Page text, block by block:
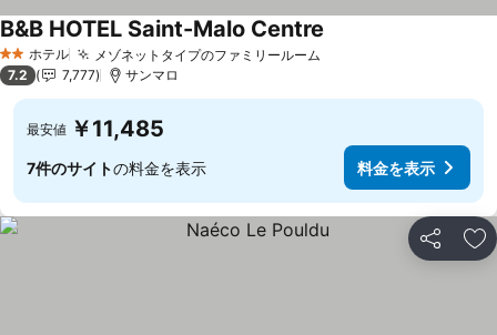
2 ホテルのランク
ホテル メゾネットタイプのファミリールーム
B&B HOTEL Saint-Malo Centre
7.2 7,777 サンマロ
最安値 ￥11,485
7件のサイトの料金を表示 料金を表示
シェア お